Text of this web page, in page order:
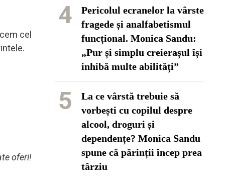
cel
oferi!
4
Pericolul ecranelor la vârste
fragede și analfabetismul
funcțional. Monica Sandu:
„Pur și simplu creierașul își
inhibă multe abilități”
5
La ce vârstă trebuie să
vorbești cu copilul despre
alcool, droguri și
dependențe? Monica Sandu
spune că părinții încep prea
târziu